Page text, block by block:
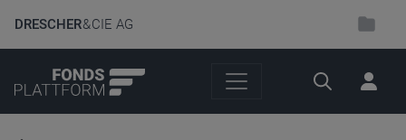
DRESCHER& CIE AG
Suche